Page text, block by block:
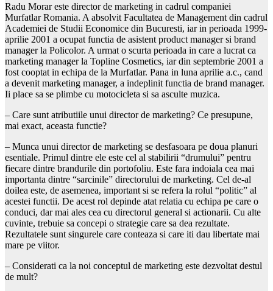
Radu Morar este director de marketing in cadrul companiei
Murfatlar Romania. A absolvit Facultatea de Management din cadrul
Academiei de Studii Economice din Bucuresti, iar in perioada 1999-
aprilie 2001 a ocupat functia de asistent product manager si brand
manager la Policolor. A urmat o scurta perioada in care a lucrat ca
marketing manager la Topline Cosmetics, iar din septembrie 2001 a
fost cooptat in echipa de la Murfatlar. Pana in luna aprilie a.c., cand
a devenit marketing manager, a indeplinit functia de brand manager.
Ii place sa se plimbe cu motocicleta si sa asculte muzica.
– Care sunt atributiile unui director de marketing? Ce presupune,
mai exact, aceasta functie?
– Munca unui director de marketing se desfasoara pe doua planuri
esentiale. Primul dintre ele este cel al stabilirii “drumului” pentru
fiecare dintre brandurile din portofoliu. Este fara indoiala cea mai
importanta dintre “sarcinile” directorului de marketing. Cel de-al
doilea este, de asemenea, important si se refera la rolul “politic” al
acestei functii. De acest rol depinde atat relatia cu echipa pe care o
conduci, dar mai ales cea cu directorul general si actionarii. Cu alte
cuvinte, trebuie sa concepi o strategie care sa dea rezultate.
Rezultatele sunt singurele care conteaza si care iti dau libertate mai
mare pe viitor.
– Considerati ca la noi conceptul de marketing este dezvoltat destul
de mult?